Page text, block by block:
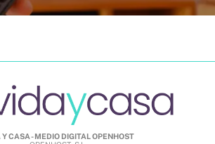
CASA - MEDIO DIGITAL OPENHOST